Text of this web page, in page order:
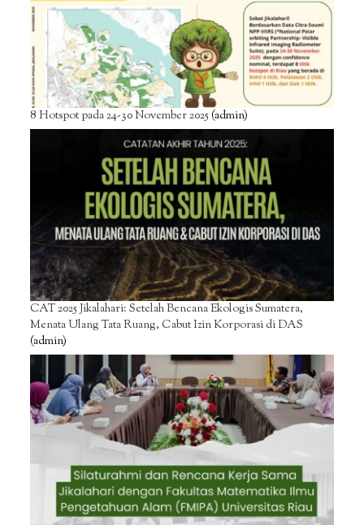
8 Hotspot pada 24-30 November 2025(admin)
CAT 2025 Jikalahari: Setelah Bencana Ekologis Sumatera,
Menata Ulang Tata Ruang, Cabut Izin Korporasi di DAS
(admin)